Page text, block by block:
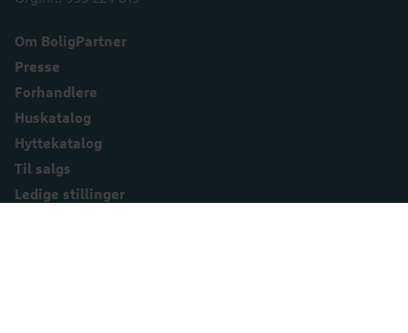
Om BoligPartner
Presse
Forhandlere
Huskatalog
Hyttekatalog
Til salgs
Ledige stillinger